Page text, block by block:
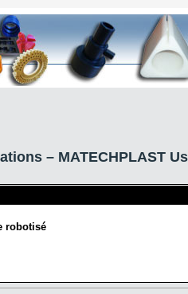
– MATECHPLAST
robotisé